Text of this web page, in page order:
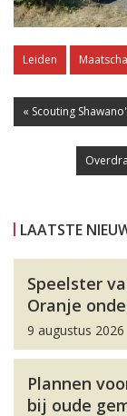
Leiden
« Scouting
LAATSTE
Speelster
Oranje
9 augustus 2026
Plannen
bij oude